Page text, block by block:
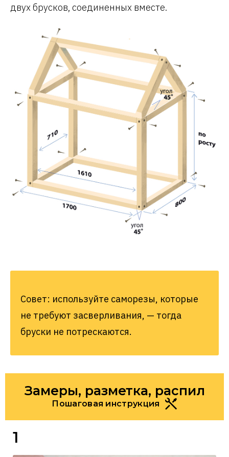
двух брусков, соединенных вместе.
Совет: используйте саморезы, которые
не требуют засверливания, — тогда
бруски не потрескаются.
Замеры, разметка, распил
Пошаговая инструкция
1